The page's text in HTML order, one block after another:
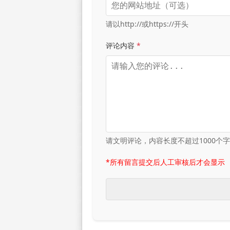
请以http://或https://开头
评论内容 *
请文明评论，内容长度不超过1000个
*所有留言提交后人工审核后才会显示